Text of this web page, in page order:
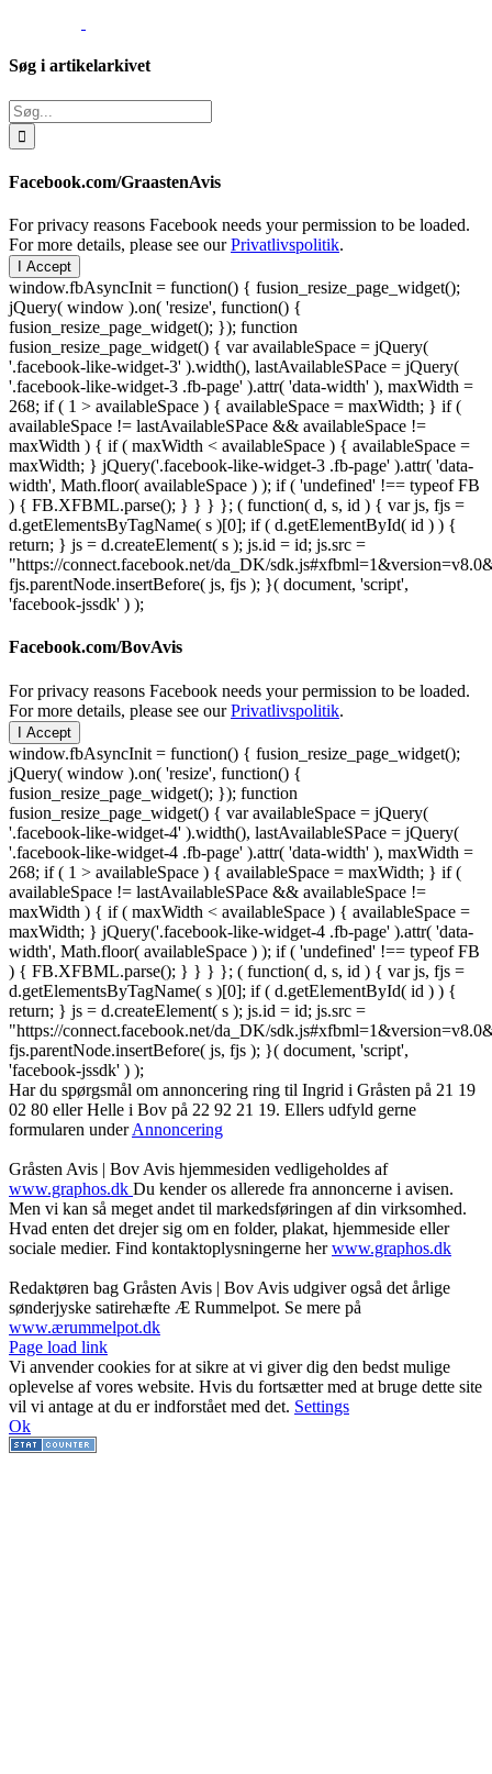
Søg i artikelarkivet
Søg
efter:
Facebook.com/GraastenAvis
For privacy reasons Facebook needs your permission to be loaded.
For more details, please see ourPrivatlivspolitik.
I Accept
window.fbAsyncInit = function() { fusion_resize_page_widget();
jQuery( window ).on( 'resize', function() {
fusion_resize_page_widget(); }); function
fusion_resize_page_widget() { var availableSpace = jQuery(
'.facebook-like-widget-3' ).width(), lastAvailableSPace = jQuery(
'.facebook-like-widget-3 .fb-page' ).attr( 'data-width' ), maxWidth =
268; if ( 1 > availableSpace ) { availableSpace = maxWidth; } if (
availableSpace != lastAvailableSPace && availableSpace !=
maxWidth ) { if ( maxWidth < availableSpace ) { availableSpace =
maxWidth; } jQuery('.facebook-like-widget-3 .fb-page' ).attr( 'data-
width', Math.floor( availableSpace ) ); if ( 'undefined' !== typeof FB
) { FB.XFBML.parse(); } } } }; ( function( d, s, id ) { var js, fjs =
d.getElementsByTagName( s )[0]; if ( d.getElementById( id ) ) {
return; } js = d.createElement( s ); js.id = id; js.src =
"https://connect.facebook.net/da_DK/
fjs.parentNode.insertBefore( js, fjs ); }( document, 'script',
'facebook-jssdk' ) );
Facebook.com/BovAvis
For privacy reasons Facebook needs your permission to be loaded.
For more details, please see ourPrivatlivspolitik.
I Accept
window.fbAsyncInit = function() { fusion_resize_page_widget();
jQuery( window ).on( 'resize', function() {
fusion_resize_page_widget(); }); function
fusion_resize_page_widget() { var availableSpace = jQuery(
'.facebook-like-widget-4' ).width(), lastAvailableSPace = jQuery(
'.facebook-like-widget-4 .fb-page' ).attr( 'data-width' ), maxWidth =
268; if ( 1 > availableSpace ) { availableSpace = maxWidth; } if (
availableSpace != lastAvailableSPace && availableSpace !=
maxWidth ) { if ( maxWidth < availableSpace ) { availableSpace =
maxWidth; } jQuery('.facebook-like-widget-4 .fb-page' ).attr( 'data-
width', Math.floor( availableSpace ) ); if ( 'undefined' !== typeof FB
) { FB.XFBML.parse(); } } } }; ( function( d, s, id ) { var js, fjs =
d.getElementsByTagName( s )[0]; if ( d.getElementById( id ) ) {
return; } js = d.createElement( s ); js.id = id; js.src =
"https://connect.facebook.net/da_DK/
fjs.parentNode.insertBefore( js, fjs ); }( document, 'script',
'facebook-jssdk' ) );
Har du spørgsmål om annoncering ring til Ingrid i Gråsten på 21 19
02 80 ‬eller Helle i Bov på 22 92 21 19‬. Ellers udfyld gerne
formularen underAnnoncering
Gråsten Avis | Bov Avis hjemmesiden vedligeholdes af
www.graphos.dk Du kender os allerede fra annoncerne i avisen.
Men vi kan så meget andet til markedsføringen af din virksomhed.
Hvad enten det drejer sig om en folder, plakat, hjemmeside eller
sociale medier. Find kontaktoplysningerne herwww.graphos.dk
Redaktøren bag Gråsten Avis | Bov Avis udgiver også det årlige
sønderjyske satirehæfte Æ Rummelpot. Se mere på
www.ærummelpot.dk
Facebook
Facebook
Facebook
Facebook
Instagram
Instagram
Instagram
LinkedIn
Page load link
Vi anvender cookies for at sikre at vi giver dig den bedst mulige
oplevelse af vores website. Hvis du fortsætter med at bruge dette site
vil vi antage at du er indforstået med det. Settings
Ok
Go